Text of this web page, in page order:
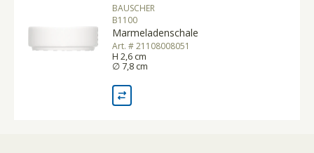
BAUSCHER
B1100
Marmeladenschale
Art. # 21108008051
H 2,6 cm
∅ 7,8 cm